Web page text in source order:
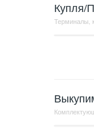
Купля/
Терминалы,